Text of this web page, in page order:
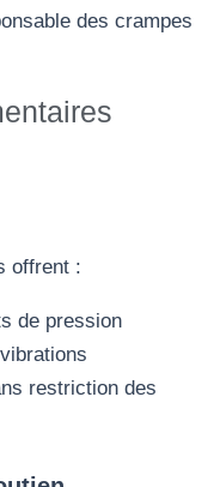
des crampes
offrent :
de pression
restriction des